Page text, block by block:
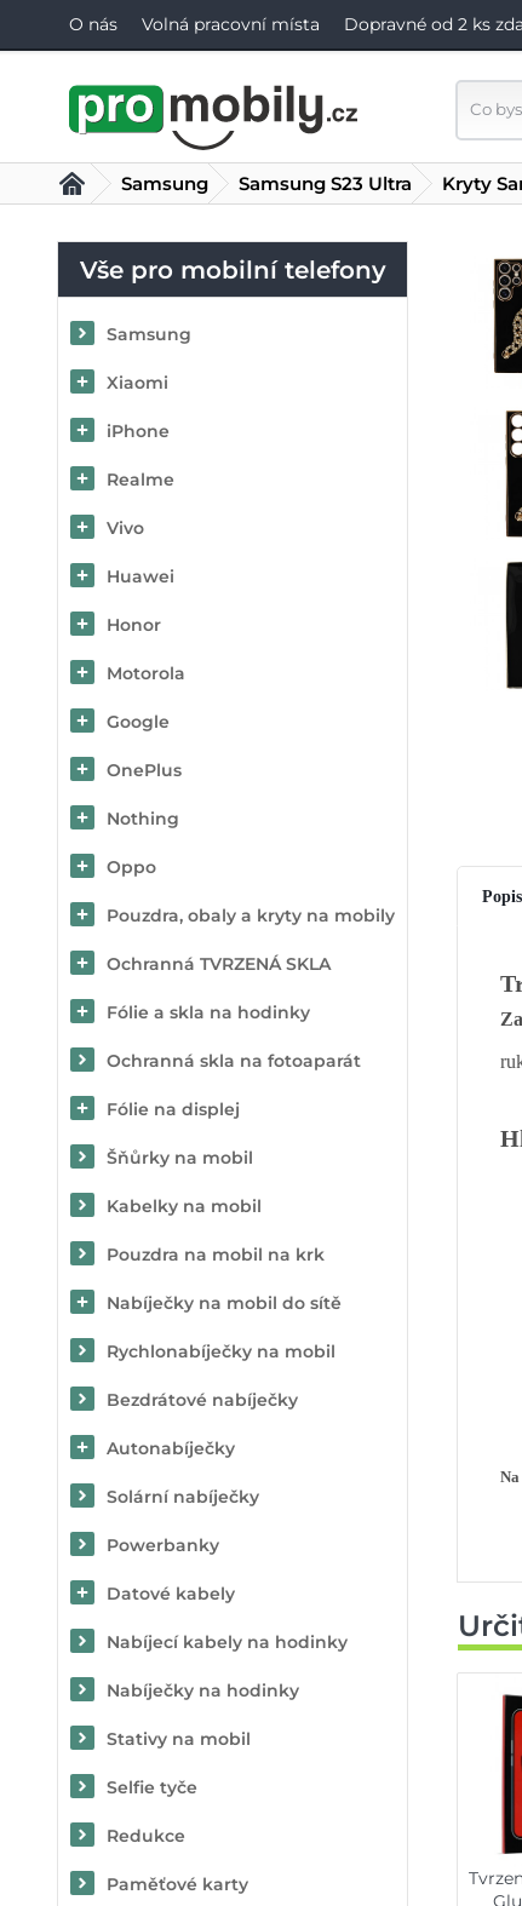
O nás Volná pracovní místa Dopravné od 2 ks
Vše pro mobilní telefony
Samsung
Xiaomi
iPhone
Realme
Vivo
Huawei
Honor
Motorola
Google
OnePlus
Nothing
Oppo
Pouzdra, obaly a kryty na mobily
Ochranná TVRZENÁ SKLA
Fólie a skla na hodinky
Ochranná skla na fotoaparát
Fólie na displej
Šňůrky na mobil
Kabelky na mobil
Pouzdra na mobil na krk
Nabíječky na mobil do sítě
Rychlonabíječky na mobil
Bezdrátové nabíječky
Autonabíječky
Solární nabíječky
Powerbanky
Datové kabely
Nabíjecí kabely na hodinky
Nabíječky na hodinky
Stativy na mobil
Selfie tyče
Redukce
Paměťové karty
Samsung Samsung S23 Ultra Kryty